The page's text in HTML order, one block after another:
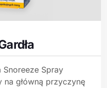
Snoreeze Spray
na główną przyczynę